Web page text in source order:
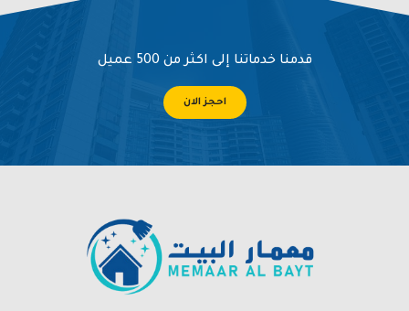
قدمنا خدماتنا إلى اكثر من 500 عميل
احجز الان